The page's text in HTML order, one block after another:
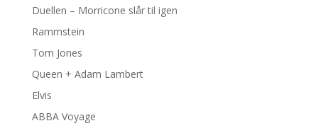
Duellen – Morricone slår til igen
Rammstein
Tom Jones
Queen + Adam Lambert
Elvis
ABBA Voyage